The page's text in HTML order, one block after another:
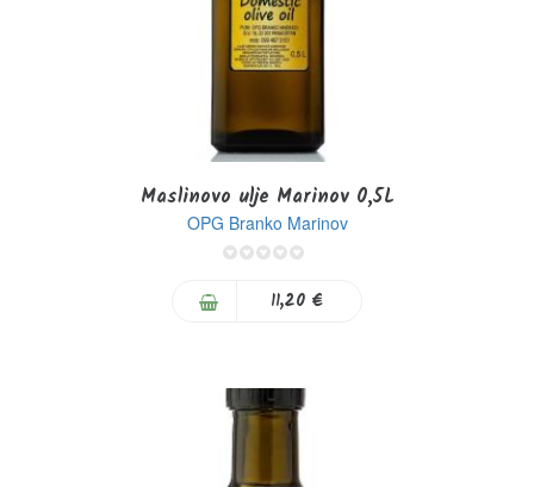
Maslinovo ulje Marinov 0,5L
OPG Branko Marinov
11,20 €